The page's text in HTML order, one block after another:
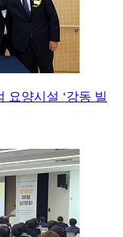
요양시설 ‘강동 빌